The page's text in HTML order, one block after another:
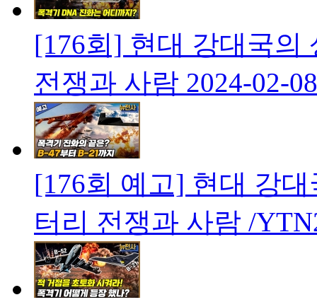
[176회] 현대 강대국의
전쟁과 사람 2024-02-08
[176회 예고] 현대 강
터리 전쟁과 사람 /